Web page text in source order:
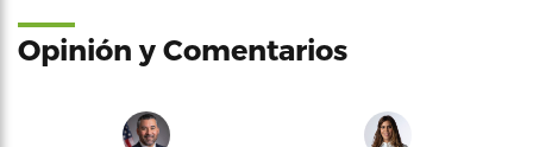
Opinión y Comentarios